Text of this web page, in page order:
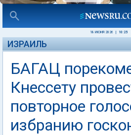
18 ИЮНЯ 2026 10:25
ИЗРАИЛЬ
БАГАЦ
Кнессету
повторное
избранию